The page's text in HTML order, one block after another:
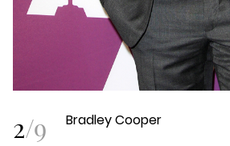
2/9 Bradley Cooper